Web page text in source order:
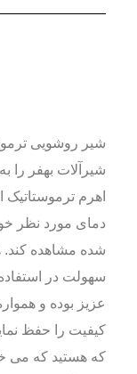
شیر روشویی
شیرآلات بهفر را
اهرم
دمای مورد نظر
شده مشاهده کند.
سهولت در
عزیز بوده و
کیفیت را حفظ
که هستید که می